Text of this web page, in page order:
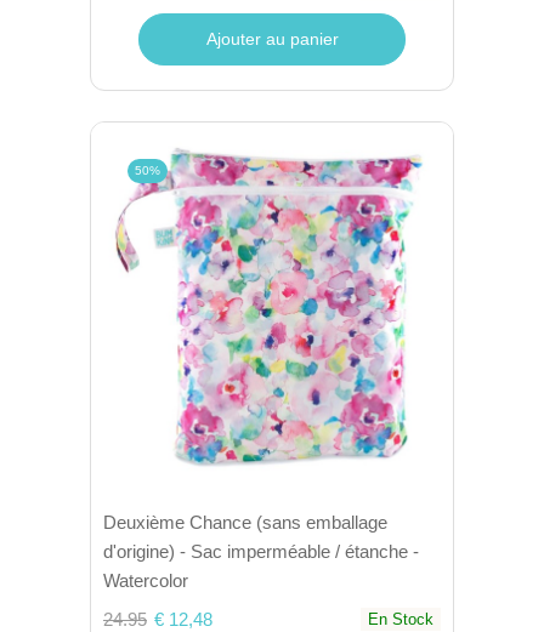
Ajouter au panier
50%
Deuxième Chance (sans emballage
d'origine) - Sac imperméable / étanche -
Watercolor
24.95 € 12,48 En Stock